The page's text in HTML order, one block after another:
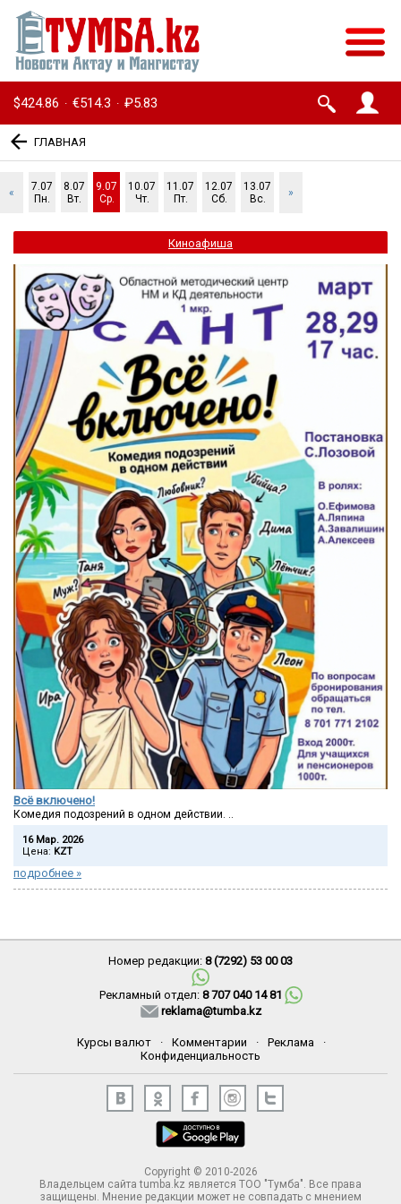
$424.86 · €514.3 · ₽5.83
ГЛАВНАЯ
«
7.07
Пн.
8.07
Вт.
9.07
Ср.
10.07
Чт.
11.07
Пт.
12.07
Сб.
13.07
Вс.
»
Киноафиша
Всё включено!
Комедия подозрений в одном действии. ..
16 Мар. 2026
Цена: KZT
подробнее »
Номер редакции: 8 (7292) 53 00 03
Рекламный отдел: 8 707 040 14 81
reklama@tumba.kz
Курсы валют · Комментарии · Реклама
·
Конфиденциальность
Copyright © 2010-2026
Владельцем сайта tumba.kz является ТОО "Тумба". Все права
защищены. Мнение редакции может не совпадать с мнением